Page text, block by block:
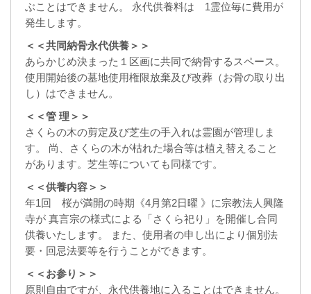
ぶことはできません。 永代供養料は 1霊位毎に費用が
発生します。
＜＜共同納骨永代供養＞＞
あらかじめ決まった１区画に共同で納骨するスペース。
使用開始後の墓地使用権限放棄及び改葬（お骨の取り出
し）はできません。
＜＜管 理＞＞
さくらの木の剪定及び芝生の手入れは霊園が管理しま
す。 尚、さくらの木が枯れた場合等は植え替えること
があります。芝生等についても同様です。
＜＜供養内容＞＞
年1回 桜が満開の時期《4月第2日曜 》に宗教法人興隆
寺が 真言宗の様式による「さくら祀り」を開催し合同
供養いたします。 また、使用者の申し出により個別法
要・回忌法要等を行うことができます。
＜＜お参り＞＞
原則自由ですが、永代供養地に入ることはできません。